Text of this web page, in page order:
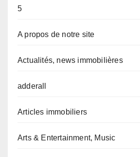
5
A propos de notre site
Actualités, news immobilières
adderall
Articles immobiliers
Arts & Entertainment, Music